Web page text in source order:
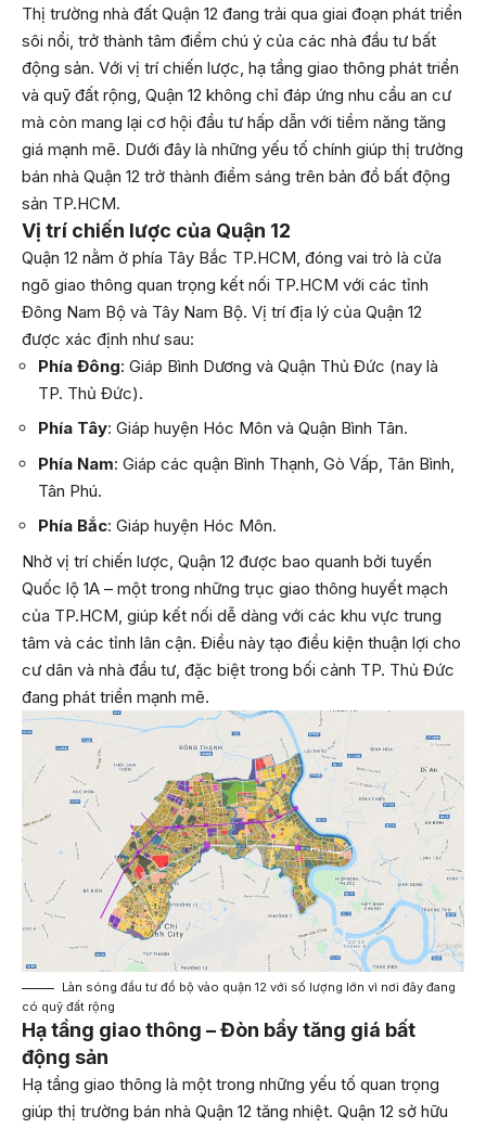
Thị trường nhà đất Quận 12 đang trải qua giai đoạn phát triển
sôi nổi, trở thành tâm điểm chú ý của các nhà đầu tư bất
động sản. Với vị trí chiến lược, hạ tầng giao thông phát triển
và quỹ đất rộng, Quận 12 không chỉ đáp ứng nhu cầu an cư
mà còn mang lại cơ hội đầu tư hấp dẫn với tiềm năng tăng
giá mạnh mẽ. Dưới đây là những yếu tố chính giúp thị trường
bán nhà Quận 12 trở thành điểm sáng trên bản đồ bất động
sản TP.HCM.
Vị trí chiến lược của Quận 12
Quận 12 nằm ở phía Tây Bắc TP.HCM, đóng vai trò là cửa
ngõ giao thông quan trọng kết nối TP.HCM với các tỉnh
Đông Nam Bộ và Tây Nam Bộ. Vị trí địa lý của Quận 12
được xác định như sau:
Phía Đông: Giáp Bình Dương và Quận Thủ Đức (nay là
TP. Thủ Đức).
Phía Tây: Giáp huyện Hóc Môn và Quận Bình Tân.
Phía Nam: Giáp các quận Bình Thạnh, Gò Vấp, Tân Bình,
Tân Phú.
Phía Bắc: Giáp huyện Hóc Môn.
Nhờ vị trí chiến lược, Quận 12 được bao quanh bởi tuyến
Quốc lộ 1A – một trong những trục giao thông huyết mạch
của TP.HCM, giúp kết nối dễ dàng với các khu vực trung
tâm và các tỉnh lân cận. Điều này tạo điều kiện thuận lợi cho
cư dân và nhà đầu tư, đặc biệt trong bối cảnh TP. Thủ Đức
đang phát triển mạnh mẽ.
Làn sóng đầu tư đổ bộ vào quận 12 với số lượng lớn vì nơi đây đang
có quỹ đất rộng
Hạ tầng giao thông – Đòn bẩy tăng giá bất
động sản
Hạ tầng giao thông là một trong những yếu tố quan trọng
giúp thị trường bán nhà Quận 12 tăng nhiệt. Quận 12 sở hữu